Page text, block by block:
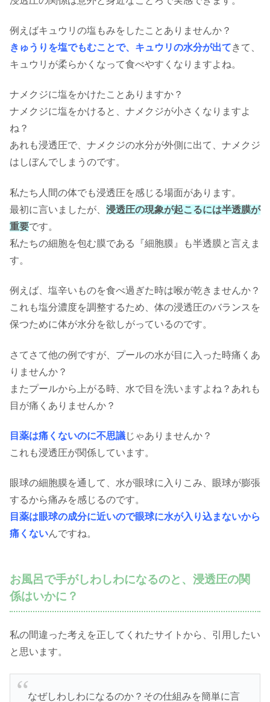
例えばキュウリの塩もみをしたことありませんか？
きゅうりを塩でもむことで、キュウリの水分が出てきて、
キュウリが柔らかくなって食べやすくなりますよね。
ナメクジに塩をかけたことありますか？
ナメクジに塩をかけると、ナメクジが小さくなりますよ
ね？
あれも浸透圧で、ナメクジの水分が外側に出て、ナメクジ
はしぼんでしまうのです。
私たち人間の体でも浸透圧を感じる場面があります。
最初に言いましたが、 浸透圧の現象が起こるには半透膜が
重要です。
私たちの細胞を包む膜である『細胞膜』も半透膜と言えま
す。
例えば、塩辛いものを食べ過ぎた時は喉が乾きませんか？
これも塩分濃度を調整するため、体の浸透圧のバランスを
保つために体が水分を欲しがっているのです。
さてさて他の例ですが、プールの水が目に入った時痛くあ
りませんか？
またプールから上がる時、水で目を洗いますよね？あれも
目が痛くありませんか？
目薬は痛くないのに不思議じゃありませんか？
これも浸透圧が関係しています。
眼球の細胞膜を通して、水が眼球に入りこみ、眼球が膨張
するから痛みを感じるのです。
目薬は眼球の成分に近いので眼球に水が入り込まないから
痛くないんですね。
お風呂で手がしわしわになるのと、浸透圧の関
係はいかに？
私の間違った考えを正してくれたサイトから、引用したい
と思います。
なぜしわしわになるのか？その仕組みを簡単に言